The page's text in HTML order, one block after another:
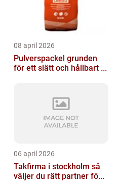
08 april 2026
Pulverspackel grunden
för ett slätt och hållbart ...
06 april 2026
Takfirma i stockholm så
väljer du rätt partner fö...